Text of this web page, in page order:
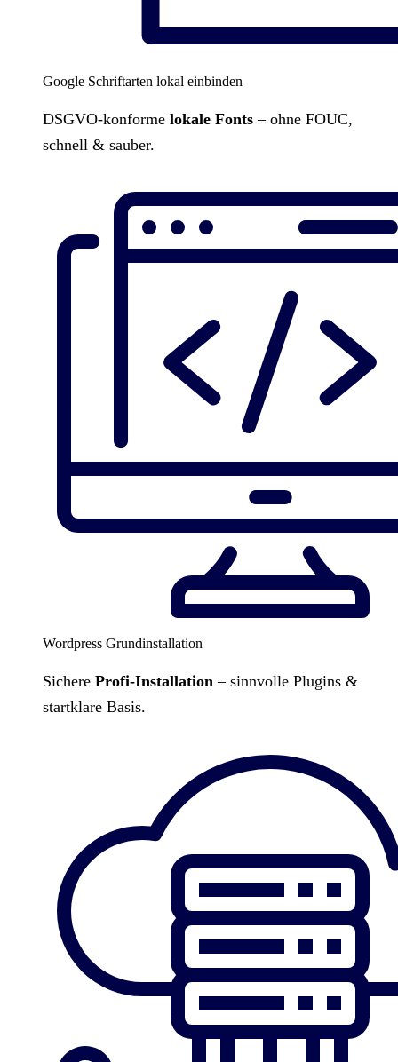
Google Schriftarten lokal einbinden
DSGVO-konforme lokale Fonts – ohne FOUC,
schnell & sauber.
Wordpress Grundinstallation
Sichere Profi-Installation – sinnvolle Plugins &
startklare Basis.